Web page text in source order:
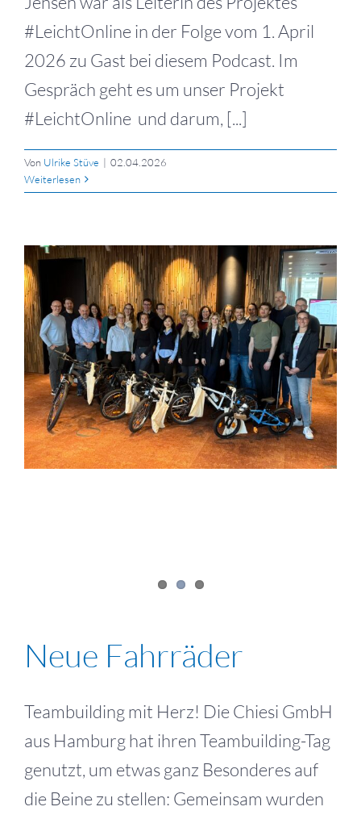
#LeichtOnline in der Folge vom 1. April
2026 zu Gast bei diesem Podcast. Im
Gespräch geht es um unser Projekt
#LeichtOnline und darum, [...]
Von Ulrike Stüve | 02.04.2026
Weiterlesen
Neue Fahrräder
Teambuilding mit Herz! Die Chiesi GmbH
aus Hamburg hat ihren Teambuilding-Tag
genutzt, um etwas ganz Besonderes auf
die Beine zu stellen: Gemeinsam wurden